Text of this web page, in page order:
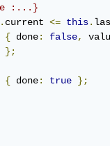
{done:.., value :...‎}
. current <= this.
{ done: false,
};
{ done: true };